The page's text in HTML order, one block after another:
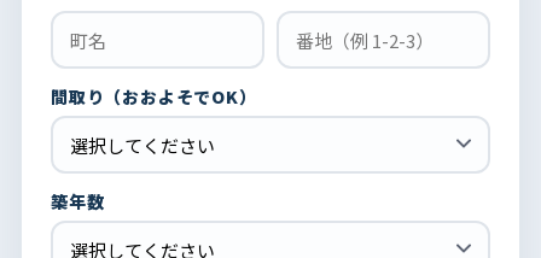
間取り（おおよそでOK）
築年数